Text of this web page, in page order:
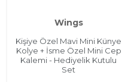
Wings
Kişiye Özel Mavi Mini Künye
Kolye + İsme Özel Mini Cep
Kalemi - Hediyelik Kutulu
Set